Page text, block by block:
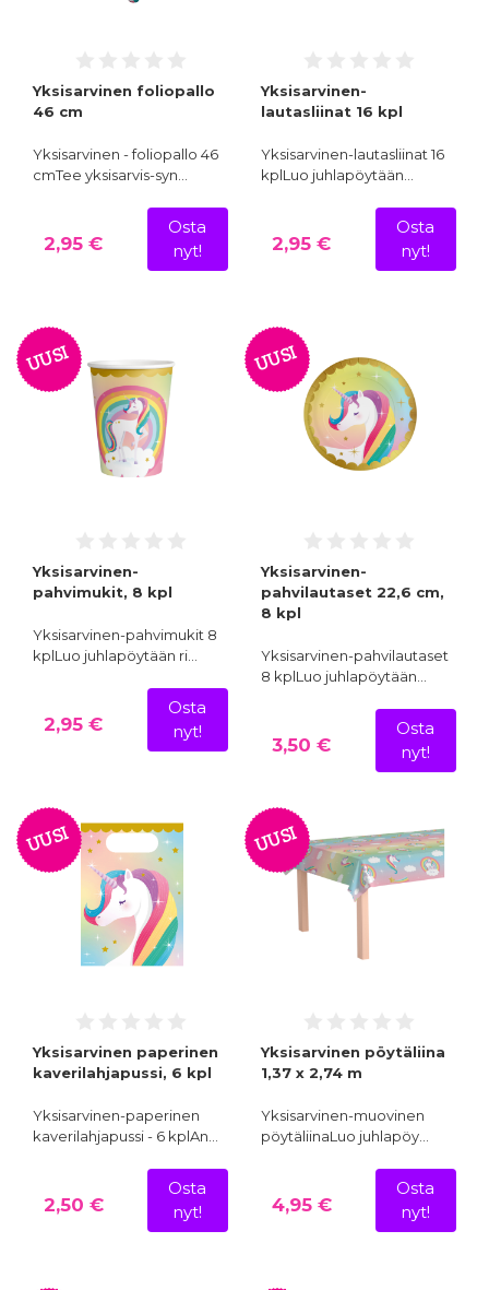
Yksisarvinen foliopallo
46 cm
Yksisarvinen - foliopallo 46
cmTee yksisarvis-syn…
2,95 €
Osta
nyt!
Yksisarvinen-
lautasliinat 16 kpl
Yksisarvinen-lautasliinat 16
kplLuo juhlapöytään…
2,95 €
Osta
nyt!
UUSI
Yksisarvinen-
pahvimukit, 8 kpl
Yksisarvinen-pahvimukit 8
kplLuo juhlapöytään ri…
2,95 €
Osta
nyt!
UUSI
Yksisarvinen-
pahvilautaset 22,6 cm,
8 kpl
Yksisarvinen-pahvilautaset
8 kplLuo juhlapöytään…
3,50 €
Osta
nyt!
UUSI
Yksisarvinen paperinen
kaverilahjapussi, 6 kpl
Yksisarvinen-paperinen
kaverilahjapussi - 6 kplAn…
2,50 €
Osta
nyt!
UUSI
Yksisarvinen pöytäliina
1,37 x 2,74 m
Yksisarvinen-muovinen
pöytäliinaLuo juhlapöy…
4,95 €
Osta
nyt!